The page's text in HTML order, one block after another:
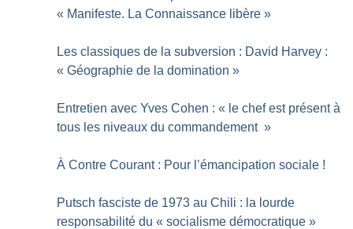
« Manifeste. La Connaissance libère »
Les classiques de la subversion : David Harvey :
« Géographie de la domination »
Entretien avec Yves Cohen : « le chef est présent à
tous les niveaux du commandement »
À Contre Courant : Pour l’émancipation sociale !
Putsch fasciste de 1973 au Chili : la lourde
responsabilité du « socialisme démocratique »